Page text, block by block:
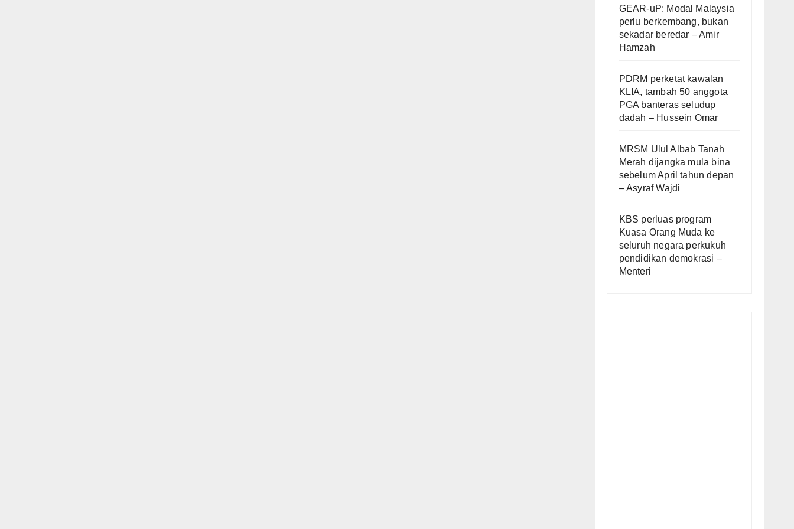
GEAR-uP: Modal Malaysia
perlu berkembang, bukan
sekadar beredar – Amir
Hamzah
PDRM perketat kawalan
KLIA, tambah 50 anggota
PGA banteras seludup
dadah – Hussein Omar
MRSM Ulul Albab Tanah
Merah dijangka mula bina
sebelum April tahun depan
– Asyraf Wajdi
KBS perluas program
Kuasa Orang Muda ke
seluruh negara perkukuh
pendidikan demokrasi –
Menteri